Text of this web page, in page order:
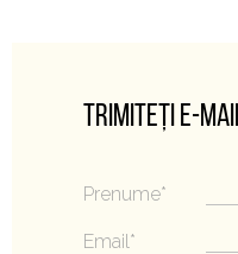
Trimiteți e-
Prenume*
Email*